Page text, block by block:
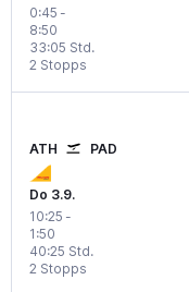
0:45 -
8:50
2 Stopps
33:05 Std.
ATH PAD
Do 3.9.
10:25 -
1:50
2 Stopps
40:25 Std.